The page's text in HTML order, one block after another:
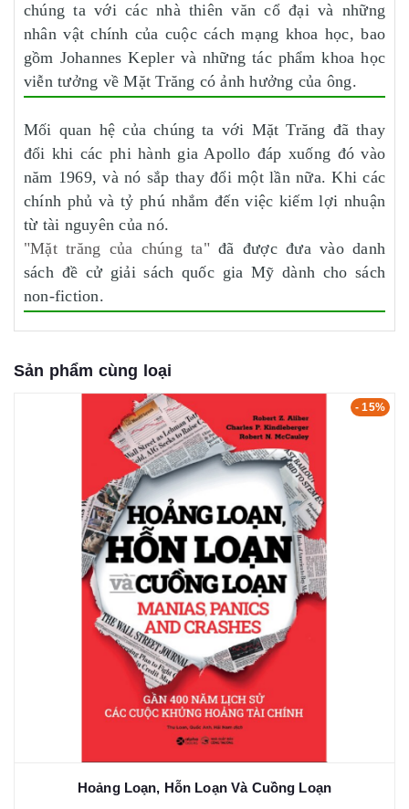
chúng ta với các nhà thiên văn cổ đại và những
nhân vật chính của cuộc cách mạng khoa học, bao
gồm Johannes Kepler và những tác phẩm khoa học
viễn tưởng về Mặt Trăng có ảnh hưởng của ông.
Mối quan hệ của chúng ta với Mặt Trăng đã thay
đổi khi các phi hành gia Apollo đáp xuống đó vào
năm 1969, và nó sắp thay đổi một lần nữa. Khi các
chính phủ và tỷ phú nhắm đến việc kiếm lợi nhuận
từ tài nguyên của nó.
"Mặt trăng của chúng ta"đã được đưa vào danh
sách đề cử giải sách quốc gia Mỹ dành cho sách
non-fiction.
Sản phẩm cùng loại
- 15%
Hoảng Loạn, Hỗn Loạn Và Cuồng Loạn